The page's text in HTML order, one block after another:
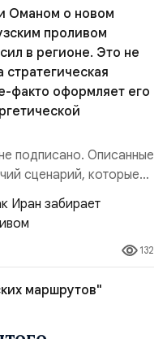
Оманом о новом
проливом
в регионе. Это не
факто оформляет его
подписано. Описанные
сценарий, которые
ключевые
1. Новые
Ранее Иран и Оман
началах —
закрепляет за
132
маршрутов"